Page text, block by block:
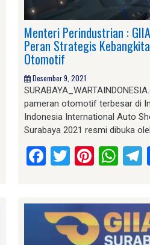
Menteri Perindustrian :
Peran Strategis
Otomotif
Desember 9, 2021
pameran otomotif terbesar di
Indonesia International Auto
Surabaya 2021 resmi dibuka
Facebook
Twitter